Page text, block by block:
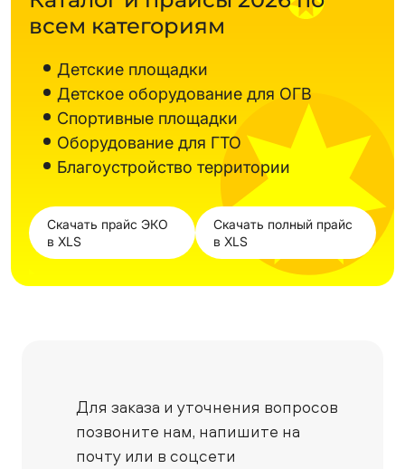
всем категориям
Детские площадки
Детское оборудование для ОГВ
Спортивные площадки
Оборудование для ГТО
Благоустройство территории
Скачать прайс ЭКО
в XLS
Скачать полный прайс
в XLS
Для заказа и уточнения вопросов
позвоните нам, напишите на
почту или в соцсети